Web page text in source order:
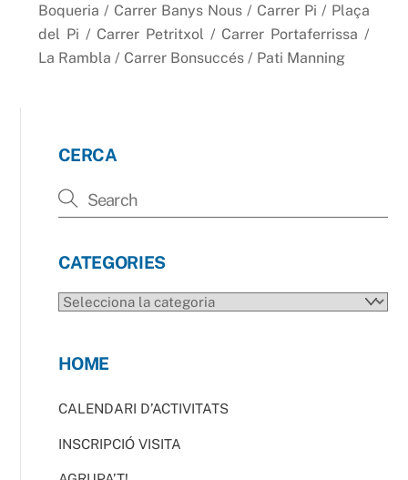
Boqueria / Carrer Banys Nous / Carrer Pi / Plaça
del Pi / Carrer Petritxol / Carrer Portaferrissa /
La Rambla / Carrer Bonsuccés / Pati Manning
CERCA
CATEGORIES
CATEGORIES
HOME
CALENDARI D’ACTIVITATS
INSCRIPCIÓ VISITA